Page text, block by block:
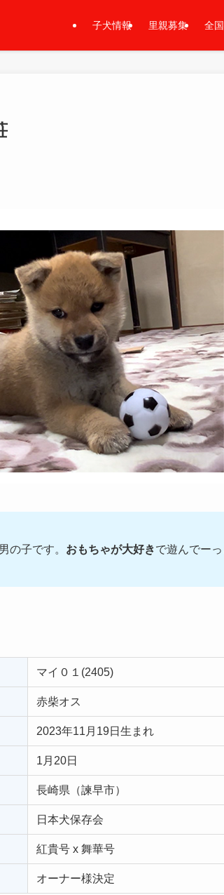
子犬情報 里親募集 全
の子です。 おもちゃが大好きで遊んでー
マイ０１(2405)
赤柴オス
2023年11月19日生まれ
1月20日
長崎県（諫早市）
日本犬保存会
紅貴号 x 舞華号
オーナー様決定